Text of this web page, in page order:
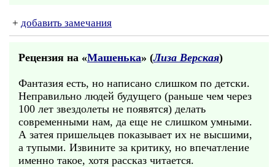
+ добавить замечания
Рецензия на «Машенька» (Лиза Верская)
Фантазия есть, но написано слишком по детски.
Неправильно людей будущего (раньше чем через
100 лет звездолеты не появятся) делать
современными нам, да еще не слишком умными.
А затея пришельцев показывает их не высшими,
а тупыми. Извините за критику, но впечатление
именно такое, хотя рассказ читается.